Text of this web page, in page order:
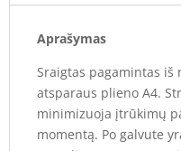
Aprašymas
Sraigtas pagamintas
atsparaus plieno A4.
minimizuoja įtrūkimų
momentą. Po galvute